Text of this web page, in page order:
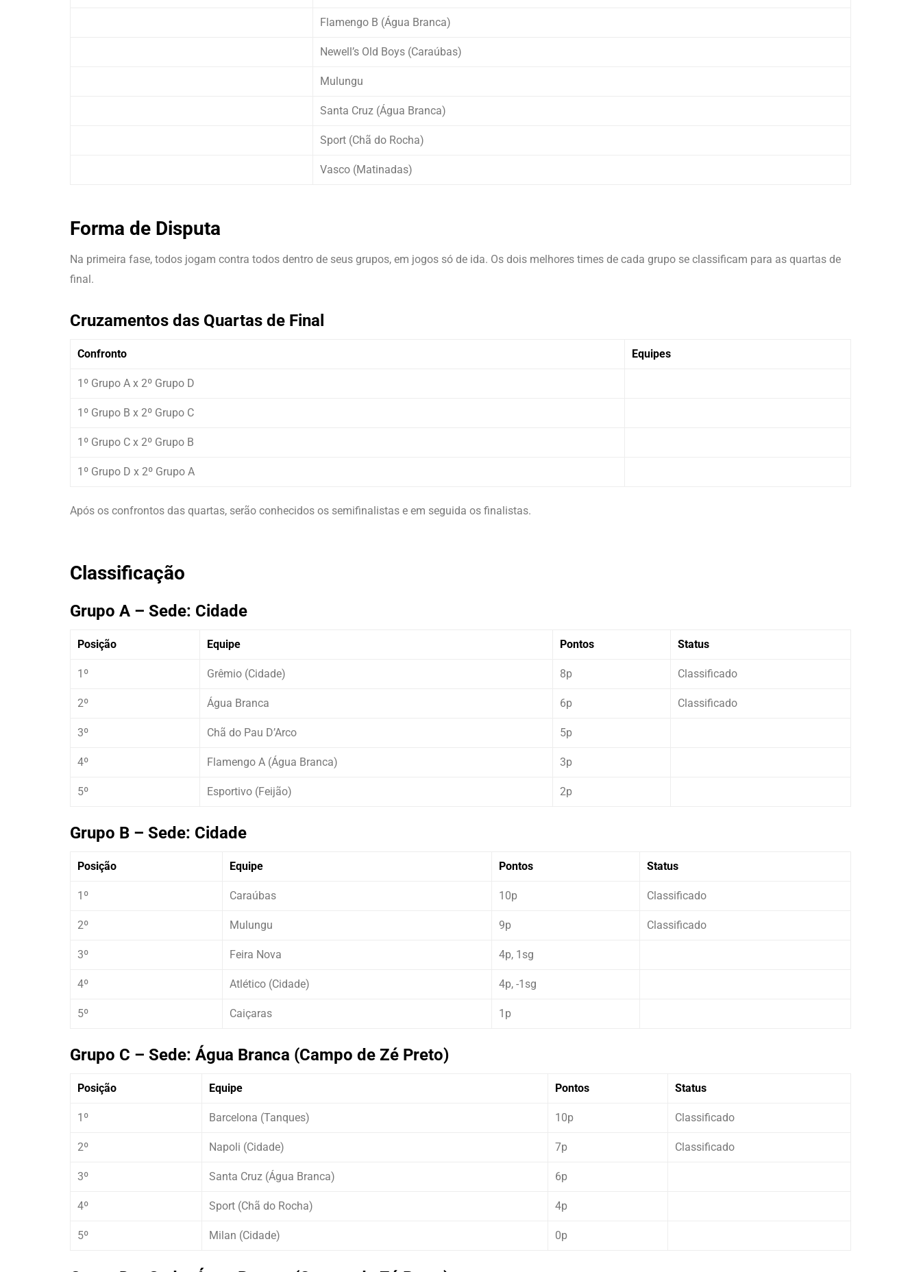
Flamengo B (Água Branca)
Newell’s Old Boys (Caraúbas)
Mulungu
Santa Cruz (Água Branca)
Sport (Chã do Rocha)
Vasco (Matinadas)
Forma de Disputa
Na primeira fase, todos jogam contra todos dentro de seus grupos, em jogos só de ida. Os dois melhores times de cada grupo se classificam para as quartas de
final.
Cruzamentos das Quartas de Final
Confronto Equipes
1º Grupo A x 2º Grupo D
1º Grupo B x 2º Grupo C
1º Grupo C x 2º Grupo B
1º Grupo D x 2º Grupo A
Após os confrontos das quartas, serão conhecidos os semifinalistas e em seguida os finalistas.
Classificação
Grupo A – Sede: Cidade
Posição Equipe Pontos Status
1º Grêmio (Cidade) 8p Classificado
2º Água Branca 6p Classificado
3º Chã do Pau D’Arco 5p
4º Flamengo A (Água Branca) 3p
5º Esportivo (Feijão) 2p
Grupo B – Sede: Cidade
Posição Equipe Pontos Status
1º Caraúbas 10p Classificado
2º Mulungu 9p Classificado
3º Feira Nova 4p, 1sg
4º Atlético (Cidade) 4p, -1sg
5º Caiçaras 1p
Grupo C – Sede: Água Branca (Campo de Zé Preto)
Posição Equipe Pontos Status
1º Barcelona (Tanques) 10p Classificado
2º Napoli (Cidade) 7p Classificado
3º Santa Cruz (Água Branca) 6p
4º Sport (Chã do Rocha) 4p
5º Milan (Cidade) 0p